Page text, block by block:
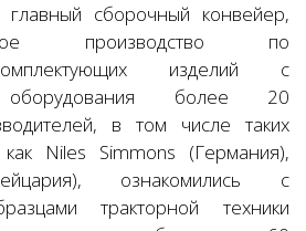
главный сборочный конвейер,
производство по
изделий с
оборудования более 20
в том числе таких
Niles Simmons (Германия),
ознакомились с
тракторной техники